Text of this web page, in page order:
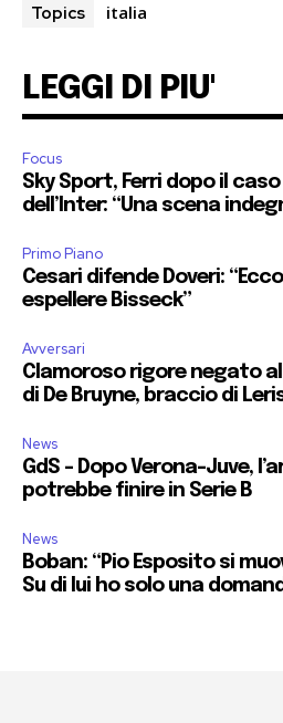
Topics italia
LEGGI DI PIU'
Focus
Sky Sport, Ferri dopo il
dell’Inter: “Una scena
Primo Piano
Cesari difende Doveri:
espellere Bisseck”
Avversari
Clamoroso rigore negato al
di De Bruyne, braccio di
News
GdS – Dopo Verona-Juve,
potrebbe finire in Serie B
News
Boban: “Pio Esposito si
Su di lui ho solo una